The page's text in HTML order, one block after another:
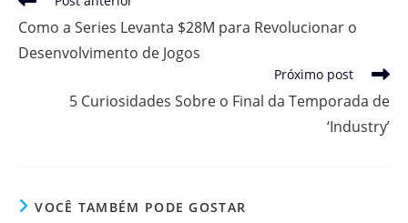
artigos
Como a Series Levanta $28M para Revolucionar o
Desenvolvimento de Jogos
Próximo post
5 Curiosidades Sobre o Final da Temporada de
‘Industry’
VOCÊ TAMBÉM PODE GOSTAR